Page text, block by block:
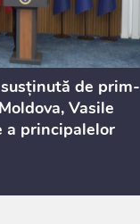
de prim-
Vasile
a principalelor